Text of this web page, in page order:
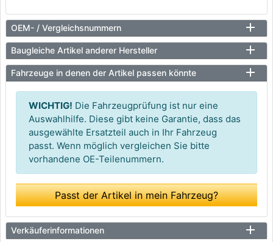
OEM- / Vergleichsnummern
Baugleiche Artikel anderer Hersteller
Fahrzeuge in denen der Artikel passen könnte
WICHTIG! Die Fahrzeugprüfung ist nur eine
Auswahlhilfe. Diese gibt keine Garantie, dass das
ausgewählte Ersatzteil auch in Ihr Fahrzeug
passt. Wenn möglich vergleichen Sie bitte
vorhandene OE-Teilenummern.
Passt der Artikel in mein Fahrzeug?
Verkäuferinformationen